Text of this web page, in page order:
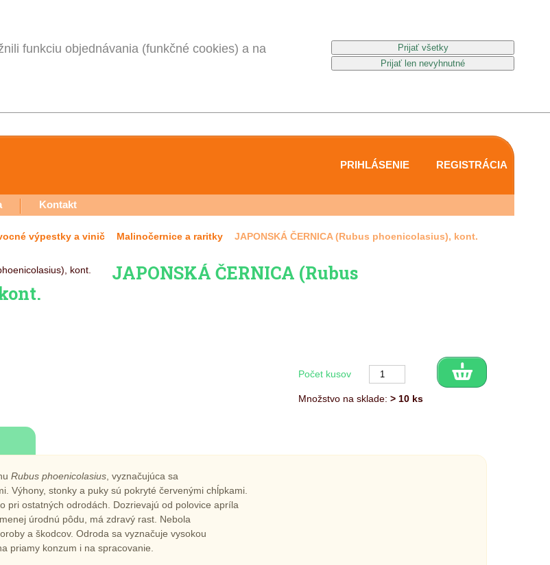
funkciu objednávania (funkčné cookies) a na
Kontakt
PRIHLÁSENIE REGISTRÁCIA
výpestky a vinič Malinočernice a raritky JAPONSKÁ ČERNICA (Rubus phoenicolasius), kont.
JAPONSKÁ ČERNICA (Rubus
Počet kusov
Množstvo na sklade: > 10 ks
Rubus phoenicolasius , vyznačujúca sa
Výhony, stonky a puky sú pokryté červenými chĺpkami.
pri ostatných odrodách. Dozrievajú od polovice apríla
úrodnú pôdu, má zdravý rast. Nebola
a škodcov. Odroda sa vyznačuje vysokou
priamy konzum i na spracovanie.